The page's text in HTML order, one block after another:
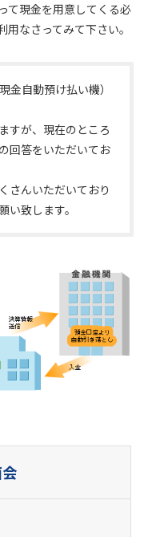
て現金を用意してくる必
なさってみて下さい。
金自動預け払い機）
すが、現在のところ
回答をいただいてお
さんいただいており
致します。